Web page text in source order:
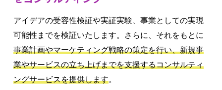
アイデアの受容性検証や実証実験、事業としての実現
可能性までを検証いたします。さらに、それをもとに
事業計画やマーケティング戦略の策定を行い、新規事
業やサービスの立ち上げまでを支援するコンサルティ
ングサービスを提供します。